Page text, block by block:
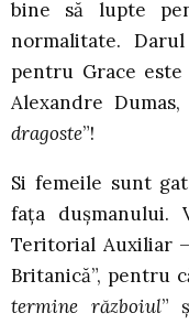
bine să lupte
normalitate.
pentru Grace
Alexandre Dumas,
dragoste”!
Si femeile sunt
fața dușmanului.
Teritorial Auxiliar
Britanică”, pentru
termine războiul”